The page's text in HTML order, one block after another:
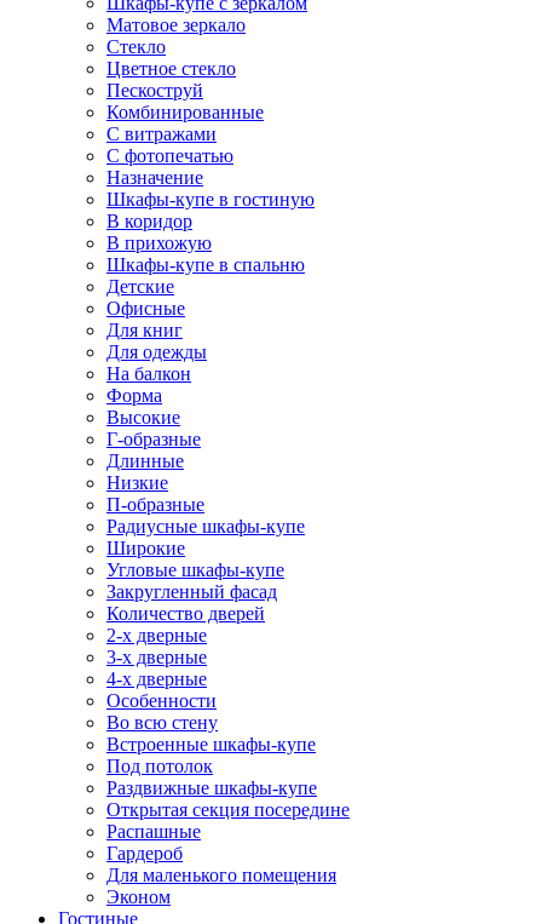
Матовое зеркало
Стекло
Цветное стекло
Пескоструй
Комбинированные
С витражами
С фотопечатью
Назначение
Шкафы-купе в гостиную
В коридор
В прихожую
Шкафы-купе в спальню
Детские
Офисные
Для книг
Для одежды
На балкон
Форма
Высокие
Г-образные
Длинные
Низкие
П-образные
Радиусные шкафы-купе
Широкие
Угловые шкафы-купе
Закругленный фасад
Количество дверей
2-х дверные
3-х дверные
4-х дверные
Особенности
Во всю стену
Встроенные шкафы-купе
Под потолок
Раздвижные шкафы-купе
Открытая секция посередине
Распашные
Гардероб
Для маленького помещения
Эконом
Гостиные